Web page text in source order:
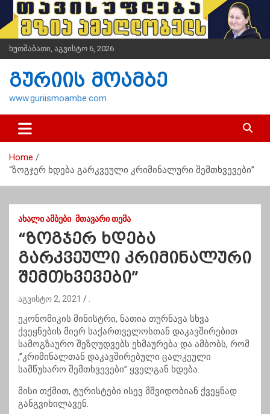
i
t
n
ხუთშაბათი, აგვისტო 6, 2026
გურიის მოამბე
www.guriismoambe.com
Home
“ზოგჯერ ხდება გარკვეული კრიმინალური შემთხვევები”
ᲐᲮᲐᲚᲘ ᲐᲛᲑᲔᲑᲘ ᲛᲗᲐᲕᲐᲠᲘ ᲗᲔᲛᲐ
“ზოგჯერ ხდება
გარკვეული კრიმინალური
შემთხვევები”
აგვისტო 2, 2021
ეკონომიკის მინისტრი, ნათია თურნავა სხვა
ქვეყნების მიერ საქართველოსთან დაკავშირებით
სამოგზაურო შეზღუდვებს ეხმაურება და ამბობს, რომ
,”კრიმინალთან დაკავშირებული ცალკეული
სამწუხარო შემთხვევები” ყველგან ხდება.
მისი თქმით, ტურისტები ისევ მშვიდობიან ქვეყნად
განგვიხილავენ.